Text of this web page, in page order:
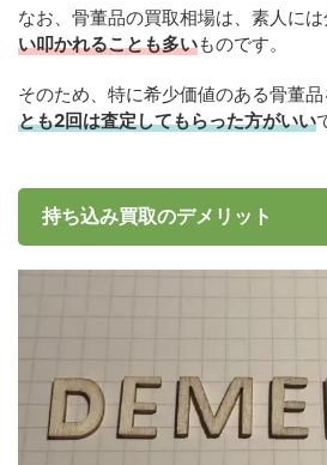
なお、骨董品の買取相場は、素人には
い叩かれることも多いものです。
そのため、特に希少価値のある骨董品
とも2回は査定してもらった方がいい
持ち込み買取のデメリット